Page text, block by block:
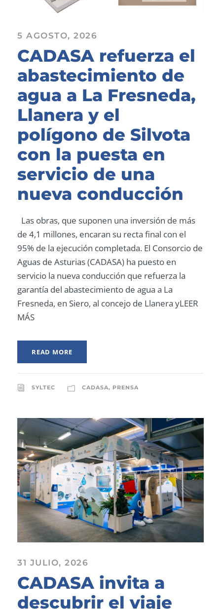
5 AGOSTO, 2026
CADASA refuerza el
abastecimiento de
agua a La Fresneda,
Llanera y el
polígono de Silvota
con la puesta en
servicio de una
nueva conducción
Las obras, que suponen una inversión de más
de 4,1 millones, encaran su recta final con el
95% de la ejecución completada. El Consorcio de
Aguas de Asturias (CADASA) ha puesto en
servicio la nueva conducción que refuerza la
garantía del abastecimiento de agua a La
Fresneda, en Siero, al concejo de Llanera yLEER
MÁS
READ MORE
SYLTEC CADASA, PRENSA
31 JULIO, 2026
CADASA invita a
descubrir el viaje